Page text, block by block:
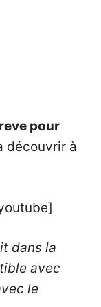
pour
découvrir à
dans la
avec
le